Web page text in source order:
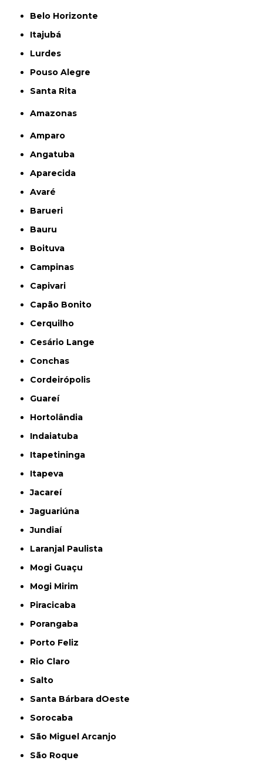
Belo Horizonte
Itajubá
Lurdes
Pouso Alegre
Santa Rita
Amazonas
Amparo
Angatuba
Aparecida
Avaré
Barueri
Bauru
Boituva
Campinas
Capivari
Capão Bonito
Cerquilho
Cesário Lange
Conchas
Cordeirópolis
Guareí
Hortolândia
Indaiatuba
Itapetininga
Itapeva
Jacareí
Jaguariúna
Jundiaí
Laranjal Paulista
Mogi Guaçu
Mogi Mirim
Piracicaba
Porangaba
Porto Feliz
Rio Claro
Salto
Santa Bárbara dOeste
Sorocaba
São Miguel Arcanjo
São Roque